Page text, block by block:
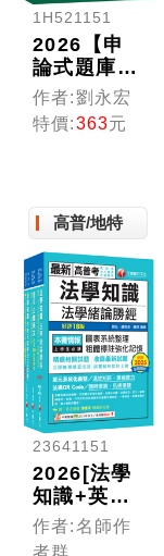
1H521151
2026【申
論式題庫薈
萃】工業安
全管理經典
題庫解析
竅〔公務高
考/專技高
考/技術
士〕
作者:劉永宏
特價:363元
高普/地特
23641151
2026[法學
知識+英文]
高普考／地
方三四等課
作者:名師作